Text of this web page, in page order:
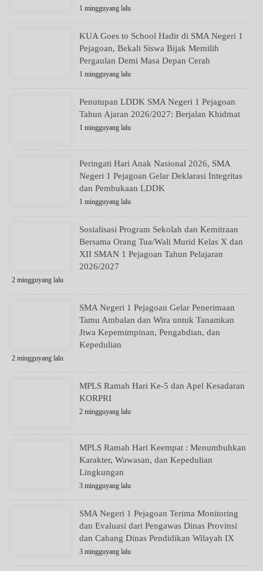
1 mingguyang lalu
KUA Goes to School Hadir di SMA Negeri 1
Pejagoan, Bekali Siswa Bijak Memilih
Pergaulan Demi Masa Depan Cerah
1 mingguyang lalu
Penutupan LDDK SMA Negeri 1 Pejagoan
Tahun Ajaran 2026/2027: Berjalan Khidmat
1 mingguyang lalu
Peringati Hari Anak Nasional 2026, SMA
Negeri 1 Pejagoan Gelar Deklarasi Integritas
dan Pembukaan LDDK
1 mingguyang lalu
Sosialisasi Program Sekolah dan Kemitraan
Bersama Orang Tua/Wali Murid Kelas X dan
XII SMAN 1 Pejagoan Tahun Pelajaran
2026/2027
2 mingguyang lalu
SMA Negeri 1 Pejagoan Gelar Penerimaan
Tamu Ambalan dan Wira untuk Tanamkan
Jiwa Kepemimpinan, Pengabdian, dan
Kepedulian
2 mingguyang lalu
MPLS Ramah Hari Ke-5 dan Apel Kesadaran
KORPRI
2 mingguyang lalu
MPLS Ramah Hari Keempat : Menumbuhkan
Karakter, Wawasan, dan Kepedulian
Lingkungan
3 mingguyang lalu
SMA Negeri 1 Pejagoan Terima Monitoring
dan Evaluasi dari Pengawas Dinas Provinsi
dan Cabang Dinas Pendidikan Wilayah IX
3 mingguyang lalu